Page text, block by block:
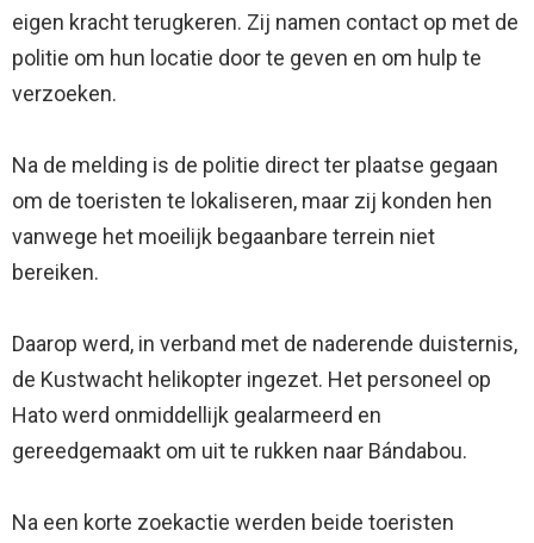
eigen kracht terugkeren. Zij namen contact op met de
politie om hun locatie door te geven en om hulp te
verzoeken.
Na de melding is de politie direct ter plaatse gegaan
om de toeristen te lokaliseren, maar zij konden hen
vanwege het moeilijk begaanbare terrein niet
bereiken.
Daarop werd, in verband met de naderende duisternis,
de Kustwacht helikopter ingezet. Het personeel op
Hato werd onmiddellijk gealarmeerd en
gereedgemaakt om uit te rukken naar Bándabou.
Na een korte zoekactie werden beide toeristen